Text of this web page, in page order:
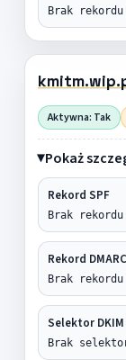
Brak rekordu
Aktywna: Tak
Pokaż
Rekord SPF
Brak rekordu
Rekord DMARC
Brak rekordu
Selektor DKIM
Brak